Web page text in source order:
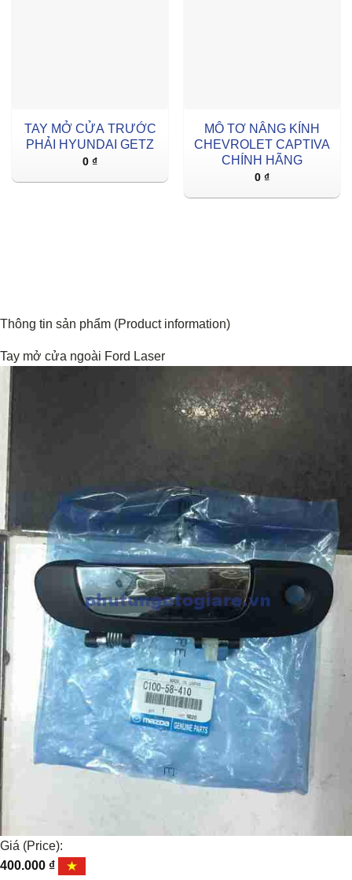
TAY MỞ CỬA TRƯỚC
PHẢI HYUNDAI GETZ
0 ₫
MÔ TƠ NÂNG KÍNH
CHEVROLET CAPTIVA
CHÍNH HÃNG
0 ₫
Thông tin sản phẩm (Product information)
Tay mở cửa ngoài Ford Laser
Giá (Price):
400.000 ₫